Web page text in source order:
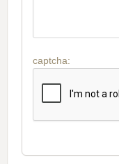
captcha: